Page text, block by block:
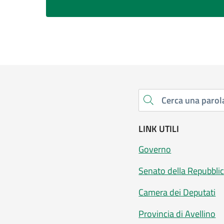
Cerca una parola chiave
LINK UTILI
Governo
Senato della
Camera dei Deputati
Provincia di Avellino